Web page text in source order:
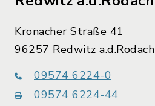
Kronacher Straße 41
96257 Redwitz a.d.Rodach
09574 6224-0
09574 6224-44